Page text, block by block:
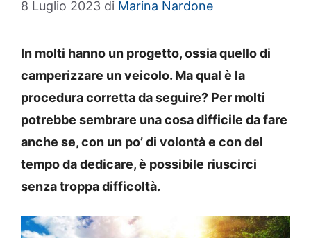
8 Luglio 2023 di Marina Nardone
In molti hanno un progetto, ossia quello di
camperizzare un veicolo. Ma qual è la
procedura corretta da seguire? Per molti
potrebbe sembrare una cosa difficile da fare
anche se, con un po’ di volontà e con del
tempo da dedicare, è possibile riuscirci
senza troppa difficoltà.